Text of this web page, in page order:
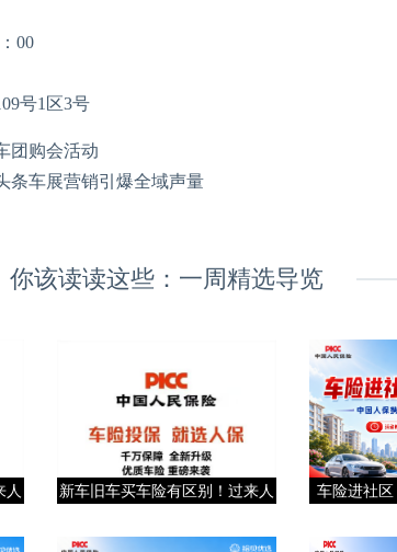
00
号1区3号
团购会活动
条车展营销引爆全域声量
你该读读这些：一周精选导览
人 新车旧车买车险有区别！过来人 车险进社区